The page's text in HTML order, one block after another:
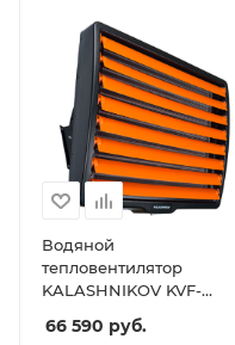
Водяной
тепловентилятор
KALASHNIKOV KVF-
66 590 руб.